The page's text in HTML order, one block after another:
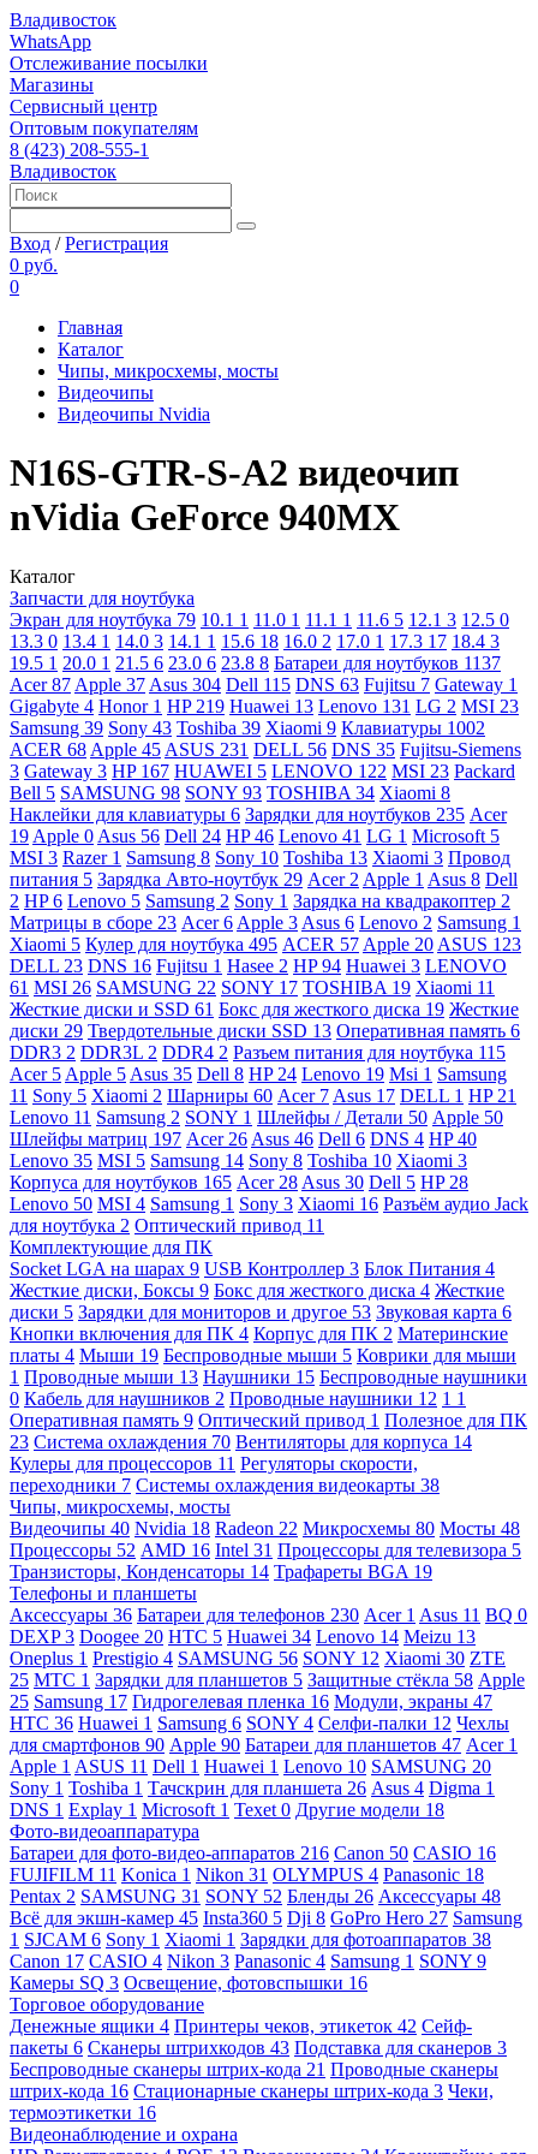
Владивосток
WhatsApp
Отслеживание посылки
Магазины
Сервисный центр
Оптовым покупателям
8 (423) 208-555-1
Владивосток
Вход /Регистрация
0 руб.
0
Главная
Каталог
Чипы, микросхемы, мосты
Видеочипы
Видеочипы Nvidia
N16S-GTR-S-A2 видеочип
nVidia GeForce 940MX
Каталог
Запчасти для ноутбука
Экран для ноутбука 79 10.1 1 11.0 1 11.1 1 11.6 5 12.1 3 12.5 0
13.3 0 13.4 1 14.0 3 14.1 1 15.6 18 16.0 2 17.0 1 17.3 17 18.4 3
19.5 1 20.0 1 21.5 6 23.0 6 23.8 8 Батареи для ноутбуков 1137
Acer87 Apple 37 Asus 304 Dell 115 DNS 63 Fujitsu 7 Gateway 1
Gigabyte 4 Honor 1 HP 219 Huawei 13 Lenovo 131 LG 2 MSI 23
Samsung 39 Sony 43 Toshiba 39 Xiaomi 9 Клавиатуры 1002
ACER 68 Apple 45 ASUS 231 DELL 56 DNS 35 Fujitsu-Siemens
3 Gateway 3 HP 167 HUAWEI 5 LENOVO 122 MSI 23 Packard
Bell 5 SAMSUNG 98 SONY 93 TOSHIBA 34 Xiaomi 8
Наклейки для клавиатуры 6 Зарядки для ноутбуков 235 Acer
19 Apple 0 Asus 56 Dell 24 HP46 Lenovo 41 LG 1 Microsoft 5
MSI 3 Razer 1 Samsung 8 Sony 10 Toshiba 13 Xiaomi 3 Провод
питания 5 Зарядка Авто-ноутбук 29 Acer 2 Apple 1 Asus 8 Dell
2 HP6 Lenovo 5 Samsung 2 Sony 1 Зарядка на квадракоптер 2
Матрицы в сборе 23 Acer6 Apple 3 Asus 6 Lenovo 2 Samsung 1
Xiaomi 5 Кулер для ноутбука 495 ACER 57 Apple 20 ASUS 123
DELL 23 DNS 16 Fujitsu 1 Hasee 2 HP94 Huawei 3 LENOVO
61 MSI 26 SAMSUNG 22 SONY 17 TOSHIBA 19 Xiaomi 11
Жесткие диски и SSD 61 Бокс для жесткого диска 19 Жесткие
диски 29 Твердотельные диски SSD 13 Оперативная память 6
DDR3 2 DDR3L 2 DDR4 2 Разъем питания для ноутбука 115
Acer 5 Apple 5 Asus 35 Dell 8 HP 24 Lenovo 19 Msi 1 Samsung
11 Sony 5 Xiaomi 2 Шарниры 60 Acer 7 Asus 17 DELL 1 HP 21
Lenovo 11 Samsung 2 SONY 1 Шлейфы / Детали 50 Apple 50
Шлейфы матриц 197 Acer 26 Asus 46 Dell 6 DNS 4 HP40
Lenovo 35 MSI 5 Samsung 14 Sony 8 Toshiba 10 Xiaomi 3
Корпуса для ноутбуков 165 Acer 28 Asus 30 Dell 5 HP 28
Lenovo 50 MSI 4 Samsung 1 Sony 3 Xiaomi 16 Разъём аудио Jack
для ноутбука 2 Оптический привод 11
Комплектующие для ПК
Socket LGA на шарах 9 USB Контроллер 3 Блок Питания 4
Жесткие диски, Боксы 9 Бокс для жесткого диска 4 Жесткие
диски 5 Зарядки для мониторов и другое 53 Звуковая карта 6
Кнопки включения для ПК 4 Корпус для ПК 2 Материнские
платы 4 Мыши 19 Беспроводные мыши 5 Коврики для мыши
1 Проводные мыши 13 Наушники 15 Беспроводные наушники
0 Кабель для наушников 2 Проводные наушники 12 1 1
Оперативная память 9 Оптический привод 1 Полезное для ПК
23 Система охлаждения 70 Вентиляторы для корпуса 14
Кулеры для процессоров 11 Регуляторы скорости,
переходники 7 Системы охлаждения видеокарты 38
Чипы, микросхемы, мосты
Видеочипы 40 Nvidia 18 Radeon 22 Микросхемы 80 Мосты 48
Процессоры 52 AMD 16 Intel 31 Процессоры для телевизора 5
Транзисторы, Конденсаторы 14 Трафареты BGA 19
Телефоны и планшеты
Аксессуары 36 Батареи для телефонов 230 Acer 1 Asus 11 BQ 0
DEXP3 Doogee 20 HTC 5 Huawei 34 Lenovo 14 Meizu 13
Oneplus 1 Prestigio 4 SAMSUNG 56 SONY 12 Xiaomi 30 ZTE
25 МТС 1 Зарядки для планшетов 5 Защитные стёкла 58 Apple
25 Samsung 17 Гидрогелевая пленка 16 Модули, экраны 47
HTC 36 Huawei 1 Samsung 6 SONY 4 Селфи-палки 12 Чехлы
для смартфонов 90 Apple 90 Батареи для планшетов 47 Acer 1
Apple 1 ASUS 11 Dell 1 Huawei 1 Lenovo 10 SAMSUNG 20
Sony 1 Toshiba 1 Тачскрин для планшета 26 Asus 4 Digma 1
DNS 1 Explay 1 Microsoft 1 Texet 0 Другие модели 18
Фото-видеоаппаратура
Батареи для фото-видео-аппаратов 216 Canon 50 CASIO 16
FUJIFILM 11 Konica 1 Nikon 31 OLYMPUS 4 Panasonic 18
Pentax 2 SAMSUNG 31 SONY 52 Бленды 26 Аксессуары 48
Всё для экшн-камер 45 Insta360 5 Dji 8 GoPro Hero 27 Samsung
1 SJCAM 6 Sony 1 Xiaomi 1 Зарядки для фотоаппаратов 38
Canon 17 CASIO 4 Nikon 3 Panasonic 4 Samsung 1 SONY 9
Камеры SQ 3 Освещение, фотовспышки 16
Торговое оборудование
Денежные ящики 4 Принтеры чеков, этикеток 42 Сейф-
пакеты 6 Сканеры штрихкодов 43 Подставка для сканеров 3
Беспроводные сканеры штрих-кода 21 Проводные сканеры
штрих-кода 16 Стационарные сканеры штрих-кода 3 Чеки,
термоэтикетки 16
Видеонаблюдение и охрана